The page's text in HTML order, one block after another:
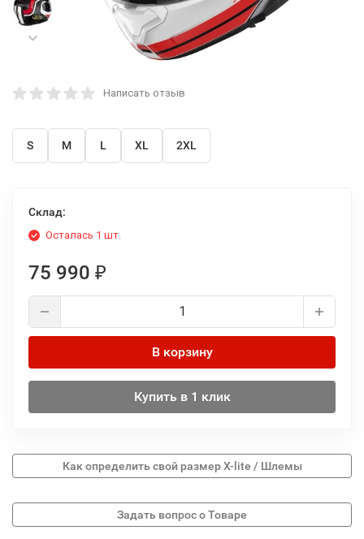
Написать отзыв
S M L XL 2XL
Склад:
Осталась 1 шт.
75 990 ₽
В корзину
Купить в 1 клик
Как определить свой размер X-lite / Шлемы